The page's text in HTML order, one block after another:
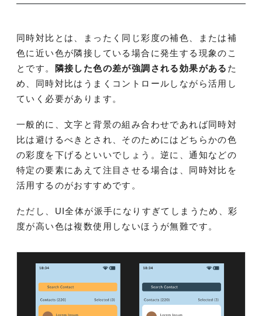
同時対比とは、まったく同じ彩度の補色、または補
色に近い色が隣接している場合に発生する現象のこ
とです。
隣接した色の差が強調される効果がある た
め、同時対比はうまくコントロールしながら活用し
ていく必要があります。
一般的に、文字と背景の組み合わせであれば同時対
比は避けるべきとされ、そのためにはどちらかの色
の彩度を下げるといいでしょう。逆に、通知などの
特定の要素にあえて注目させる場合は、同時対比を
活用するのがおすすめです。
ただし、UI全体が派手になりすぎてしまうため、彩
度が高い色は複数使用しないほうが無難です。